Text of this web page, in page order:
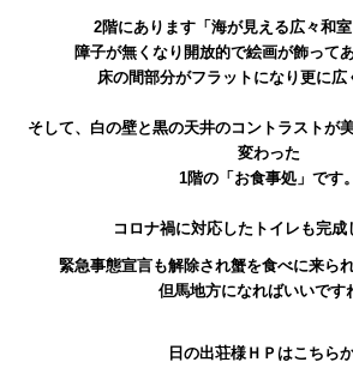
2階にあります「海が見える広々和
障子が無くなり開放的で絵画が飾って
床の間部分がフラットになり更に広
そして、白の壁と黒の天井のコントラストが
変わった
1階の「お食事処」です。
コロナ禍に対応したトイレも完成
緊急事態宣言も解除され蟹を食べに来ら
但馬地方になればいいです
日の出荘様ＨＰはこちら